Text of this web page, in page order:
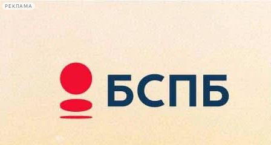
РЕКЛАМА
Сегодня:
2026.08.08
01:52
Афиша Plus